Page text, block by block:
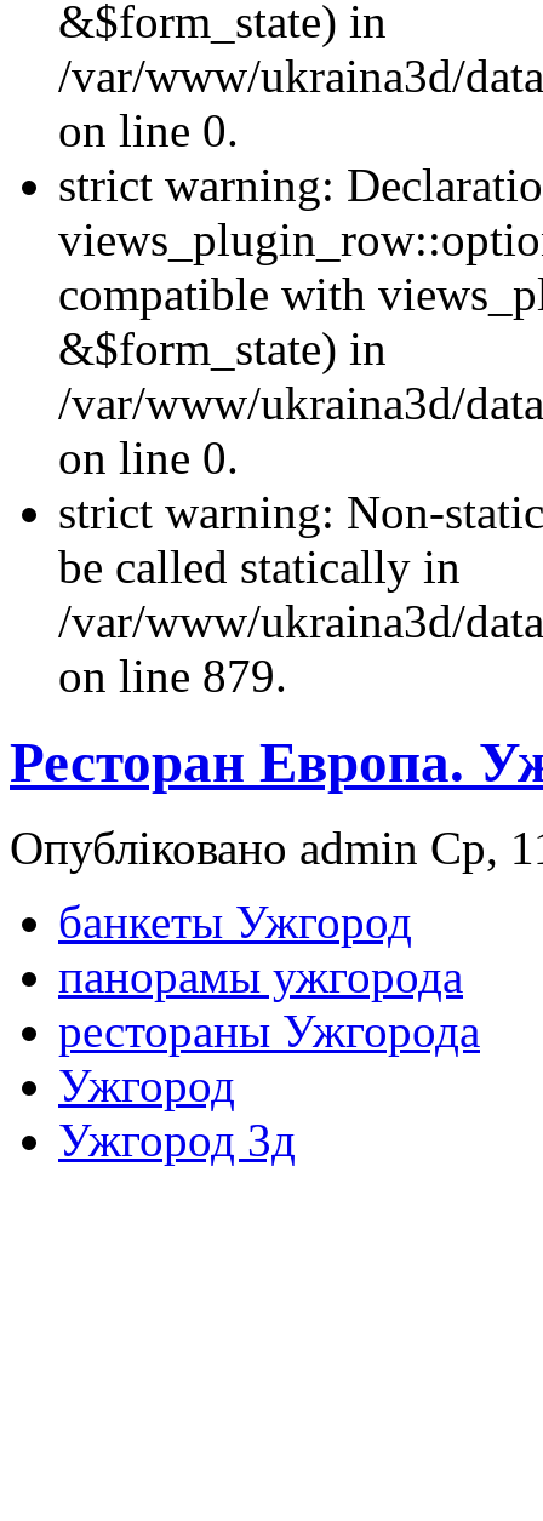
&$form_state) in
/var/www/ukraina3d/
on line 0.
strict warning:
compatible with
&$form_state) in
/var/www/ukraina3d/
on line 0.
strict warning: Non-
be called statically in
/var/www/ukraina3d/
on line 879.
Ресторан Европа.
Опубліковано admin Ср,
банкеты Ужгород
панорамы ужгорода
рестораны Ужгорода
Ужгород
Ужгород 3д